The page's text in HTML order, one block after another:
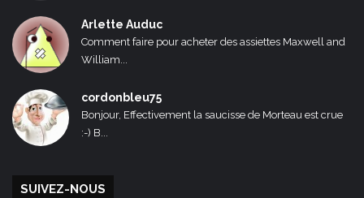
Arlette Auduc
Comment faire pour acheter des assiettes Maxwell and
William...
cordonbleu75
Bonjour, Effectivement la saucisse de Morteau est crue
:-) B...
SUIVEZ-NOUS